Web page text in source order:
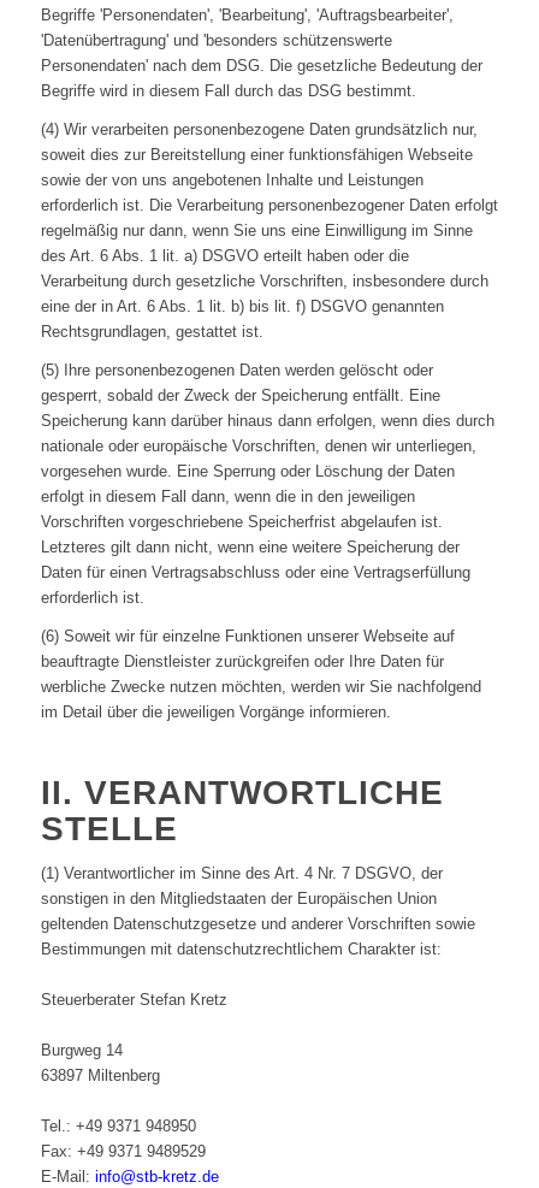
Begriffe 'Personendaten', 'Bearbeitung', 'Auftragsbearbeiter',
'Datenübertragung' und 'besonders schützenswerte
Personendaten' nach dem DSG. Die gesetzliche Bedeutung der
Begriffe wird in diesem Fall durch das DSG bestimmt.
(4) Wir verarbeiten personenbezogene Daten grundsätzlich nur,
soweit dies zur Bereitstellung einer funktionsfähigen Webseite
sowie der von uns angebotenen Inhalte und Leistungen
erforderlich ist. Die Verarbeitung personenbezogener Daten erfolgt
regelmäßig nur dann, wenn Sie uns eine Einwilligung im Sinne
des Art. 6 Abs. 1 lit. a) DSGVO erteilt haben oder die
Verarbeitung durch gesetzliche Vorschriften, insbesondere durch
eine der in Art. 6 Abs. 1 lit. b) bis lit. f) DSGVO genannten
Rechtsgrundlagen, gestattet ist.
(5) Ihre personenbezogenen Daten werden gelöscht oder
gesperrt, sobald der Zweck der Speicherung entfällt. Eine
Speicherung kann darüber hinaus dann erfolgen, wenn dies durch
nationale oder europäische Vorschriften, denen wir unterliegen,
vorgesehen wurde. Eine Sperrung oder Löschung der Daten
erfolgt in diesem Fall dann, wenn die in den jeweiligen
Vorschriften vorgeschriebene Speicherfrist abgelaufen ist.
Letzteres gilt dann nicht, wenn eine weitere Speicherung der
Daten für einen Vertragsabschluss oder eine Vertragserfüllung
erforderlich ist.
(6) Soweit wir für einzelne Funktionen unserer Webseite auf
beauftragte Dienstleister zurückgreifen oder Ihre Daten für
werbliche Zwecke nutzen möchten, werden wir Sie nachfolgend
im Detail über die jeweiligen Vorgänge informieren.
II. VERANTWORTLICHE
STELLE
(1) Verantwortlicher im Sinne des Art. 4 Nr. 7 DSGVO, der
sonstigen in den Mitgliedstaaten der Europäischen Union
geltenden Datenschutzgesetze und anderer Vorschriften sowie
Bestimmungen mit datenschutzrechtlichem Charakter ist:
Steuerberater Stefan Kretz
Burgweg 14
63897 Miltenberg
Tel.: +49 9371 948950
Fax: +49 9371 9489529
E-Mail: info@stb-kretz.de